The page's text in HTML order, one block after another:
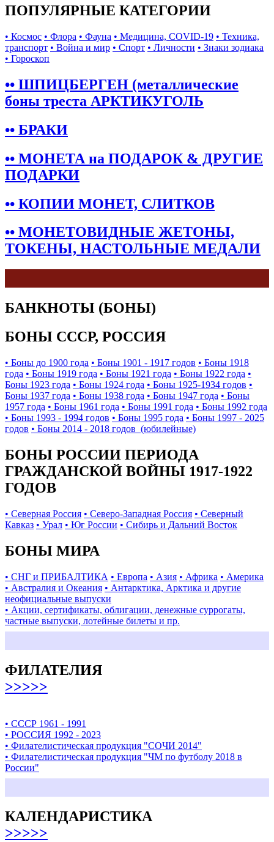
ПОПУЛЯРНЫЕ КАТЕГОРИИ
• Космос • Флора • Фауна • Медицина, COVID-19 • Техника,
транспорт • Война и мир • Спорт • Личности • Знаки зодиака
• Гороскоп
•• ШПИЦБЕРГЕН (металлические
боны треста АРКТИКУГОЛЬ
•• БРАКИ
•• МОНЕТА на ПОДАРОК & ДРУГИЕ
ПОДАРКИ
•• КОПИИ МОНЕТ, СЛИТКОВ
•• МОНЕТОВИДНЫЕ ЖЕТОНЫ,
ТОКЕНЫ, НАСТОЛЬНЫЕ МЕДАЛИ
БАНКНОТЫ (БОНЫ)
БОНЫ СССР, РОССИЯ
• Боны до 1900 года • Боны 1901 - 1917 годов • Боны 1918
года • Боны 1919 года • Боны 1921 года • Боны 1922 года •
Боны 1923 года • Боны 1924 года • Боны 1925-1934 годов •
Боны 1937 года • Боны 1938 года • Боны 1947 года • Боны
1957 года • Боны 1961 года • Боны 1991 года • Боны 1992 года
• Боны 1993 - 1994 годов • Боны 1995 года • Боны 1997 - 2025
годов • Боны 2014 - 2018 годов (юбилейные)
БОНЫ РОССИИ ПЕРИОДА
ГРАЖДАНСКОЙ ВОЙНЫ 1917-1922
ГОДОВ
• Северная Россия • Северо-Западная Россия • Северный
Кавказ • Урал • Юг России • Сибирь и Дальний Восток
БОНЫ МИРА
• СНГ и ПРИБАЛТИКА • Европа • Азия • Африка • Америка
• Австралия и Океания • Антарктика, Арктика и другие
неофициальные выпуски
• Акции, сертификаты, облигации, денежные суррогаты,
частные выпуски, лотейные билеты и пр.
ФИЛАТЕЛИЯ
>>>>>
• СССР 1961 - 1991
• РОССИЯ 1992 - 2023
• Филателистическая продукция "СОЧИ 2014"
• Филателистическая продукция "ЧМ по футболу 2018 в
России"
КАЛЕНДАРИСТИКА
>>>>>